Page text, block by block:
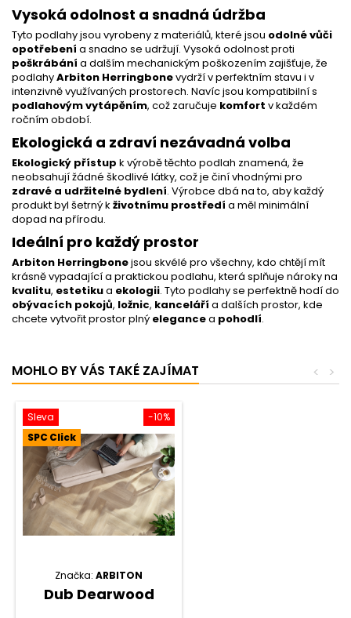
Vysoká odolnost a snadná údržba
Tyto podlahy jsou vyrobeny z materiálů, které jsou odolné vůči
opotřebení a snadno se udržují. Vysoká odolnost proti
poškrábání a dalším mechanickým poškozením zajišťuje, že
podlahyArbiton Herringbonevydrží v perfektním stavu i v
intenzivně využívaných prostorech. Navíc jsou kompatibilní s
podlahovým vytápěním, což zaručuje komfort v každém
ročním období.
Ekologická a zdraví nezávadná volba
Ekologický přístup k výrobě těchto podlah znamená, že
neobsahují žádné škodlivé látky, což je činí vhodnými pro
zdravé a udržitelné bydlení. Výrobce dbá na to, aby každý
produkt byl šetrný k životnímu prostředí a měl minimální
dopad na přírodu.
Ideální pro každý prostor
Arbiton Herringbonejsou skvélé pro všechny, kdo chtějí mít
krásně vypadající a praktickou podlahu, která splňuje nároky na
kvalitu, estetikua ekologii. Tyto podlahy se perfektně hodí do
obývacích pokojů, ložnic, kanceláří a dalších prostor, kde
chcete vytvořit prostor plný elegancea pohodlí.
MOHLO BY VÁS TAKÉ ZAJÍMAT >
<
-10%
Sleva
SPC Click
Značka: ARBITON
Dub Dearwood